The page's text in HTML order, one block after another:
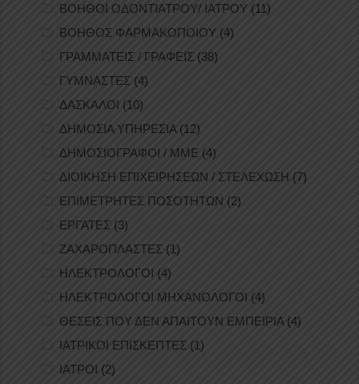
ΒΟΗΘΟΙ ΟΔΟΝΤΙΑΤΡΟΥ/ ΙΑΤΡΟΥ (11)
ΒΟΗΘΟΣ ΦΑΡΜΑΚΟΠΟΙΟΥ (4)
ΓΡΑΜΜΑΤΕΙΣ / ΓΡΑΦΕΙΣ (38)
ΓΥΜΝΑΣΤΕΣ (4)
ΔΑΣΚΑΛΟΙ (10)
ΔΗΜΟΣΙΑ ΥΠΗΡΕΣΙΑ(12)
ΔΗΜΟΣΙΟΓΡΑΦΟΙ / ΜΜΕ (4)
ΔΙΟΙΚΗΣΗ ΕΠΙΧΕΙΡΗΣΕΩΝ / ΣΤΕΛΕΧΩΣΗ (7)
ΕΠΙΜΕΤΡΗΤΕΣ ΠΟΣΟΤΗΤΩΝ (2)
ΕΡΓΑΤΕΣ (3)
ΖΑΧΑΡΟΠΛΑΣΤΕΣ (1)
ΗΛΕΚΤΡΟΛΟΓΟΙ (4)
ΗΛΕΚΤΡΟΛΟΓΟΙ ΜΗΧΑΝΟΛΟΓΟΙ (4)
ΘΕΣΕΙΣ ΠΟΥ ΔΕΝ ΑΠΑΙΤΟΥΝ ΕΜΠΕΙΡΙΑ(4)
ΙΑΤΡΙΚΟΙ ΕΠΙΣΚΕΠΤΕΣ (1)
ΙΑΤΡΟΙ (2)